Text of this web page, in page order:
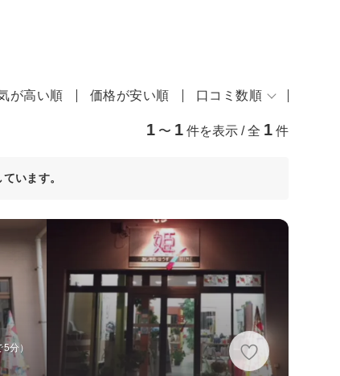
が高い順 価格が安い順 口コミ数順
1 〜 1 件を表示 / 全 1 件
います。
分）